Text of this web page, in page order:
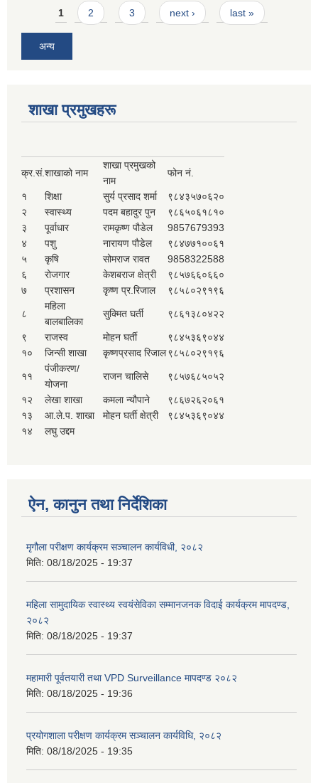
Pages
1 2 3 next › last »
अन्य
शाखा प्रमुखहरू
क्र.सं.शाखाको नाम
शाखा प्रमुखको
नाम
फोन नं.
१ शिक्षा सुर्य प्रसाद शर्मा
९८४३५७०६२०
२
स्वास्थ्य पदम बहादुर पुन
९८६५०६१८१०
३
पूर्वाधार रामकृष्ण पौडेल
9857679393
४
पशु नारायण पौडेल
९८४७७१००६१
५
कृषि सोमराज रावत
9858322588
६
रोजगार केशबराज क्षेत्री
९८५७६६०६६०
७
प्रशासन कृष्ण प्र.रिजाल ९८५८०२९१९६
८
महिला
बालबालिका
सुक्मित घर्ती ९८६१३८०४२२
९ राजस्व मोहन घर्ती
९८४५३६९०४४
१०
जिन्सी शाखा कृष्णप्रसाद रिजाल९८५८०२९१९६
११
पंजीकरण/
योजना
राजन चालिसे ९८५७६८५०५२
१२ लेखा शाखा कमला न्यौपाने
९८६७२६२०६१
१३
आ.ले.प. शाखा मोहन घर्ती क्षेत्री
९८४५३६९०४४
१४
लघु उद्दम
ऐन, कानुन तथा निर्देशिका
मृगौला परीक्षण कार्यक्रम सञ्चालन कार्यविधी, २०८२
मिति: 08/18/2025 - 19:37
महिला सामुदायिक स्वास्थ्य स्वयंसेविका सम्मानजनक विदाई कार्यक्रम मापदण्ड,
२०८२
मिति: 08/18/2025 - 19:37
महामारी पूर्वतयारी तथा VPD Surveillance मापदण्ड २०८२
मिति: 08/18/2025 - 19:36
प्रयोगशाला परीक्षण कार्यक्रम सञ्चालन कार्यविधि, २०८२
मिति: 08/18/2025 - 19:35